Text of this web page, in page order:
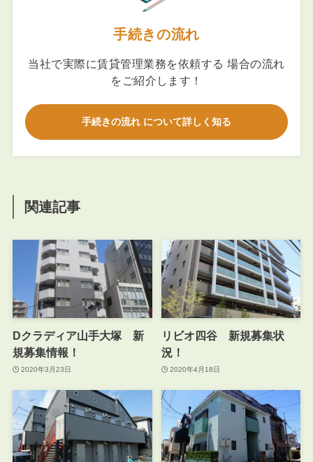
手続きの流れ
当社で実際に賃貸管理業務を依頼する 場合の流れ
をご紹介します！
手続きの流れ について詳しく知る
関連記事
Dクラディア山手大塚 新
規募集情報！
2020年3月23日
リビオ四谷 新規募集状
況！
2020年4月18日